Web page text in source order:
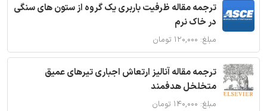
ترجمه مقاله ظرفیت باربری یک گروه از ستون های سنگی
در خاک نرم
مبلغ: ۱۲۰,۰۰۰ تومان
ترجمه مقاله آنالیز ارتعاش اجباری تیرهای عمیق
متخلخل هدفمند
مبلغ: ۱۴۰,۰۰۰ تومان